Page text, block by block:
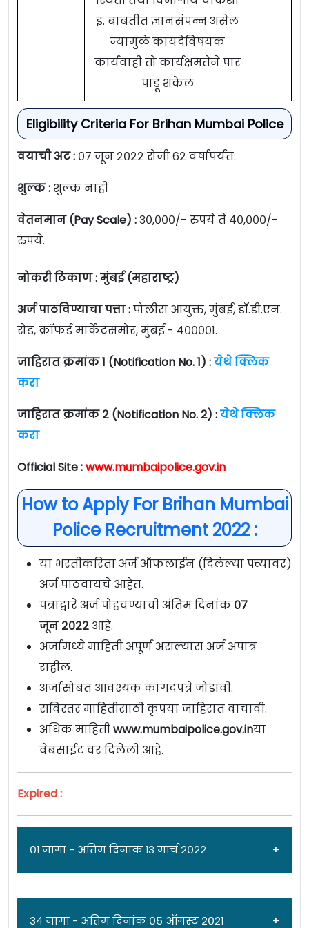
इ. बाबतीत ज्ञानसंपन्न असेल
ज्यामुळे कायदेविषयक
कार्यवाही तो कार्यक्षमतेने पार
पाडू शकेल
Eligibility Criteria For Brihan Mumbai Police
वयाची अट : ०७ जून २०२२ रोजी ६२ वर्षापर्यंत.
शुल्क : शुल्क नाही
वेतनमान (Pay Scale) :३०,०००/- रुपये ते ४०,०००/-
रुपये.
नोकरी ठिकाण : मुंबई (महाराष्ट्र)
अर्ज पाठविण्याचा पत्ता :पोलीस आयुक्त, मुंबई, डॉ.डी.एन.
रोड, क्रॉफर्ड मार्केटसमोर, मुंबई - ४००००१.
जाहिरात क्रमांक १ (Notification No. 1) :येथे क्लिक
करा
जाहिरात क्रमांक २ (Notification No. 2) :येथे क्लिक
करा
Official Site :www.mumbaipolice.gov.in
How to Apply For Brihan Mumbai
Police Recruitment 2022 :
या भरतीकरिता अर्ज ऑफलाईन (दिलेल्या पत्त्यावर)
अर्ज पाठवायचे आहेत.
पत्राद्वारे अर्ज पोहचण्याची अंतिम दिनांक ०७
जून २०२२ आहे.
अर्जामध्ये माहिती अपूर्ण असल्यास अर्ज अपात्र
राहील.
अर्जासोबत आवश्यक कागदपत्रे जोडावी.
सविस्तर माहितीसाठी कृपया जाहिरात वाचावी.
अधिक माहितीwww.mumbaipolice.gov.inया
वेबसाईट वर दिलेली आहे.
Expired :
०१ जागा - अंतिम दिनांक १३ मार्च २०२२
जाहिरात दिनांक: ०५/०३/२२
३४ जागा - अंतिम दिनांक ०५ ऑगस्ट २०२१